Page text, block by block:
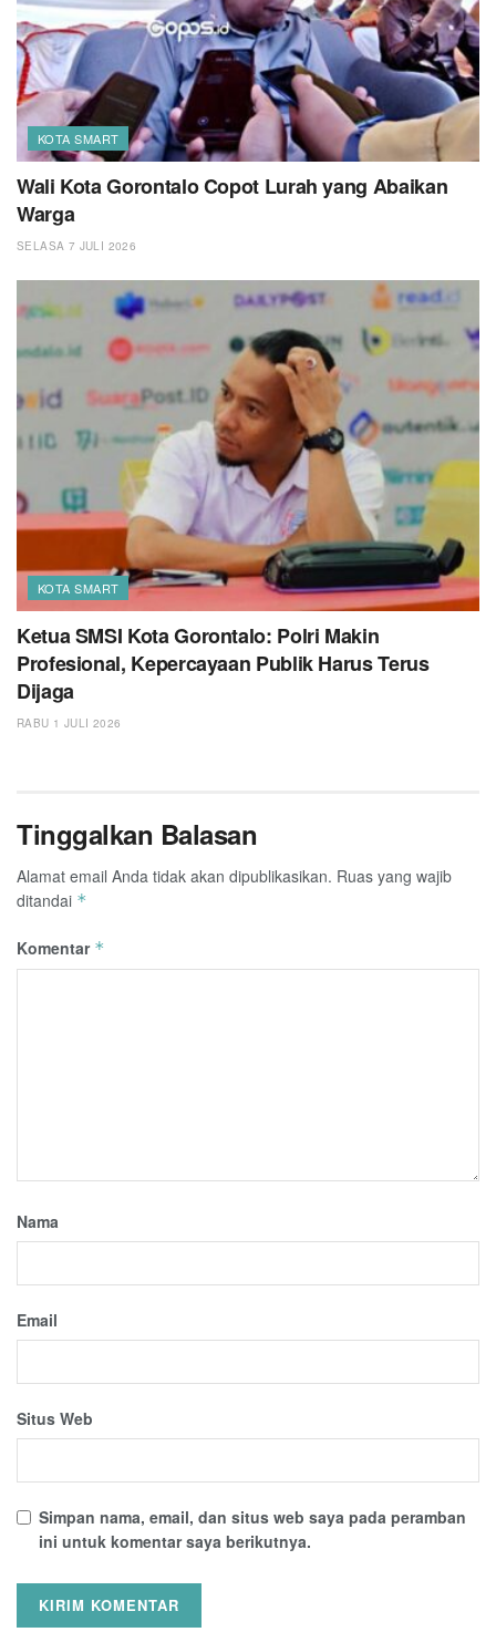
KOTA SMART
Wali Kota Gorontalo Copot Lurah yang Abaikan
Warga
SELASA 7 JULI 2026
KOTA SMART
Ketua SMSI Kota Gorontalo: Polri Makin
Profesional, Kepercayaan Publik Harus Terus
Dijaga
RABU 1 JULI 2026
Tinggalkan Balasan
Alamat email Anda tidak akan dipublikasikan. Ruas yang wajib
ditandai *
Komentar *
Nama
Email
Situs Web
Simpan nama, email, dan situs web saya pada peramban
ini untuk komentar saya berikutnya.